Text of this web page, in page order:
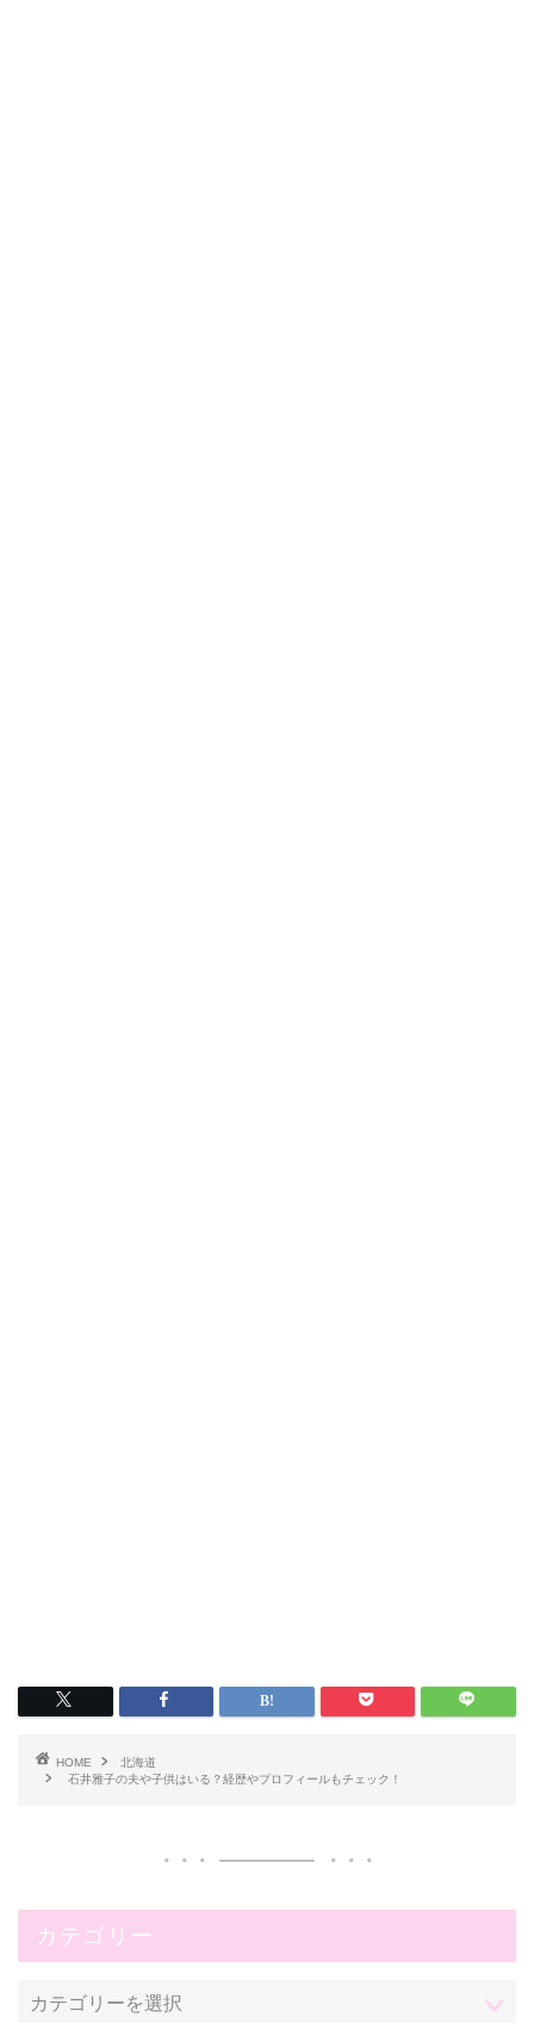
HOME
北海道
石井雅子の夫や子供はいる？経歴やプロフィールもチェック！
カテゴリー